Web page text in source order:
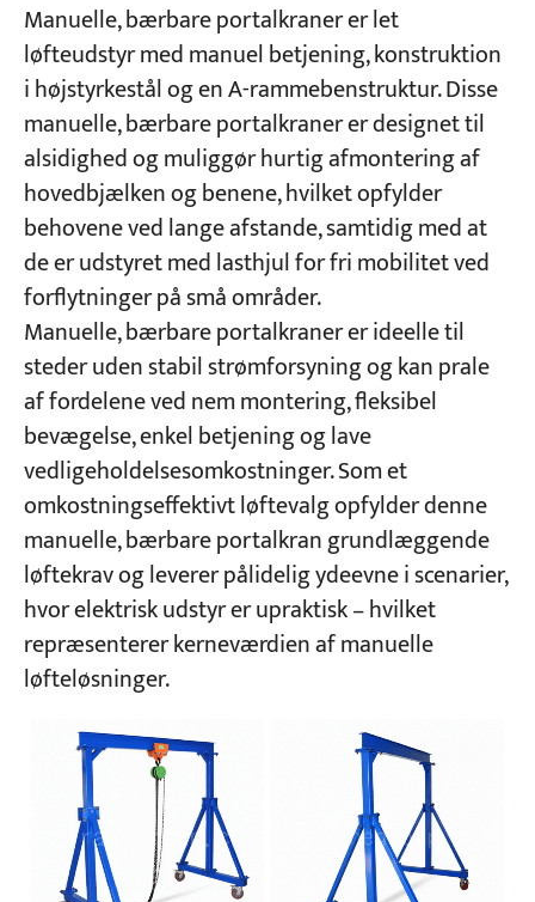
Projekter
Blogs
Nyheder
Ansøgninger
Om os
Kontakt os
Manuelle, bærbare portalkraner er let
løfteudstyr med manuel betjening, konstruktion
i højstyrkestål og en A-rammebenstruktur. Disse
manuelle, bærbare portalkraner er designet til
alsidighed og muliggør hurtig afmontering af
hovedbjælken og benene, hvilket opfylder
behovene ved lange afstande, samtidig med at
de er udstyret med lasthjul for fri mobilitet ved
forflytninger på små områder.
Manuelle, bærbare portalkraner er ideelle til
steder uden stabil strømforsyning og kan prale
af fordelene ved nem montering, fleksibel
bevægelse, enkel betjening og lave
vedligeholdelsesomkostninger. Som et
omkostningseffektivt løftevalg opfylder denne
manuelle, bærbare portalkran grundlæggende
løftekrav og leverer pålidelig ydeevne i scenarier,
hvor elektrisk udstyr er upraktisk – hvilket
repræsenterer kerneværdien af manuelle
løfteløsninger.